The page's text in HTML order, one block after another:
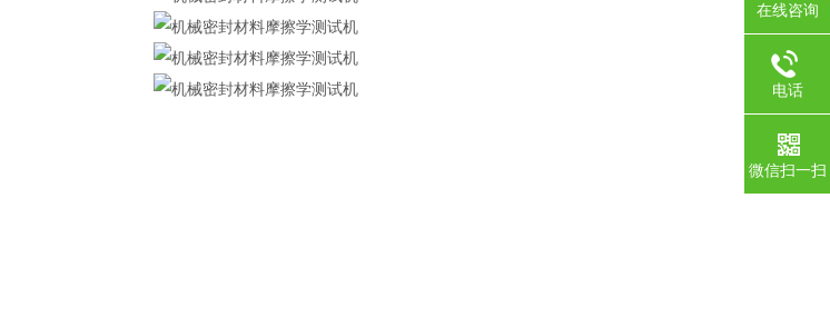
在线咨询
电话
微信扫一扫